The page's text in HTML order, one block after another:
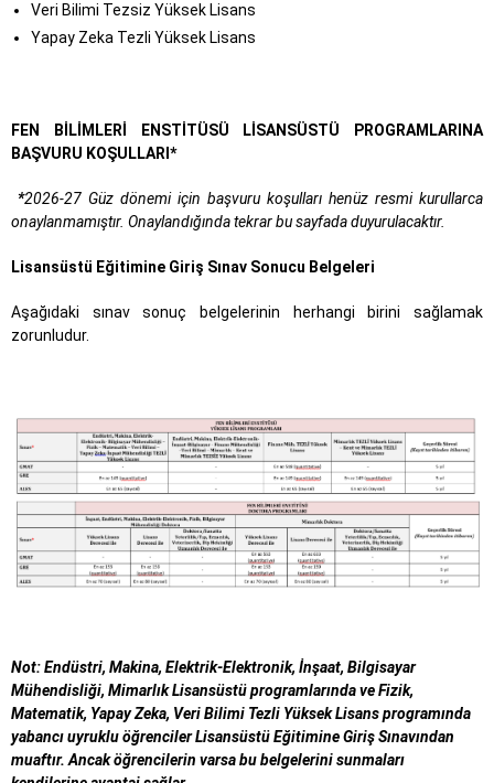
Veri Bilimi Tezsiz Yüksek Lisans
Yapay Zeka Tezli Yüksek Lisans
FEN BİLİMLERİ ENSTİTÜSÜ
LİSANSÜSTÜ PROGRAMLARINA
BAŞVURU KOŞULLARI*
*2026-27 Güz dönemi için başvuru koşulları henüz resmi kurullarca
onaylanmamıştır. Onaylandığında tekrar bu sayfada duyurulacaktır.
Lisansüstü Eğitimine Giriş Sınav Sonucu Belgeleri
Aşağıdaki sınav sonuç belgelerinin herhangi birini sağlamak
zorunludur.
Not: Endüstri, Makina, Elektrik-Elektronik, İnşaat, Bilgisayar
Mühendisliği, Mimarlık Lisansüstü programlarında ve Fizik,
Matematik, Yapay Zeka, Veri Bilimi Tezli Yüksek Lisans programında
yabancı uyruklu öğrenciler Lisansüstü Eğitimine Giriş Sınavından
muaftır. Ancak öğrencilerin varsa bu belgelerini sunmaları